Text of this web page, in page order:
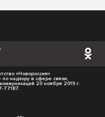
«Новороссия»
надзору в сфере связи,
20 ноября 2019 г.
77187.